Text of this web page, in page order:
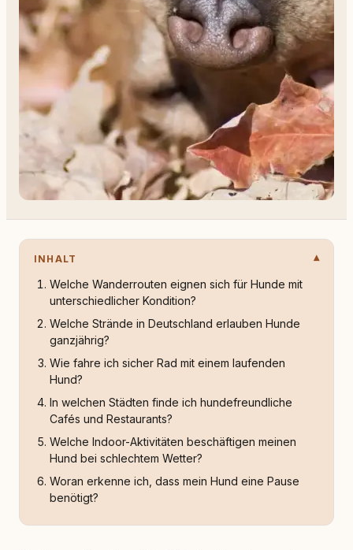
INHALT
Welche Wanderrouten eignen sich für Hunde mit
unterschiedlicher Kondition?
Welche Strände in Deutschland erlauben Hunde
ganzjährig?
Wie fahre ich sicher Rad mit einem laufenden
Hund?
In welchen Städten finde ich hundefreundliche
Cafés und Restaurants?
Welche Indoor-Aktivitäten beschäftigen meinen
Hund bei schlechtem Wetter?
Woran erkenne ich, dass mein Hund eine Pause
benötigt?